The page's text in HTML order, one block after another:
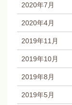
2020年7月
2020年4月
2019年11月
2019年10月
2019年8月
2019年5月